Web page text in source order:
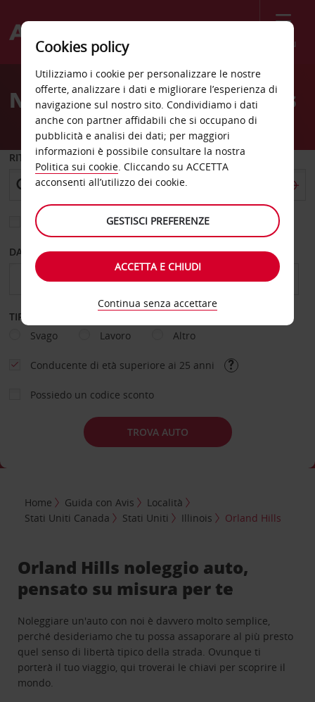
Menù
Welcome
AvisNoleggio auto Orland Hills
RITIRO DA
Scegli una località di riconsegna diversa
DAL GIORNO AL GIORNO
TIPOLOGIA DI NOLEGGIO
Svago
Lavoro Altro
Conducente di età superiore ai 25 anni
Possiedo un codice sconto
TROVA AUTO
Home Guida con Avis
Località
Stati Uniti Canada
Stati Uniti Illinois Orland Hills
Orland Hills noleggio auto,
pensato su misura per te
Noleggiare un'auto con noi è davvero molto semplice,
perché desideriamo che tu possa assaporare al più presto
quel senso di libertà tipico della strada. Ovunque ti
porterà il tuo viaggio, qui troverai le chiavi per scoprire il
mondo.
Cookies policy
Utilizziamo i cookie per personalizzare le nostre
offerte, analizzare i dati e migliorare l’esperienza di
navigazione sul nostro sito. Condividiamo i dati
anche con partner affidabili che si occupano di
pubblicità e analisi dei dati; per maggiori
informazioni è possibile consultare la nostra
Politica sui cookie. Cliccando su ACCETTA
acconsenti all’utilizzo dei cookie.
GESTISCI PREFERENZE
ACCETTA E CHIUDI
Continua senza accettare